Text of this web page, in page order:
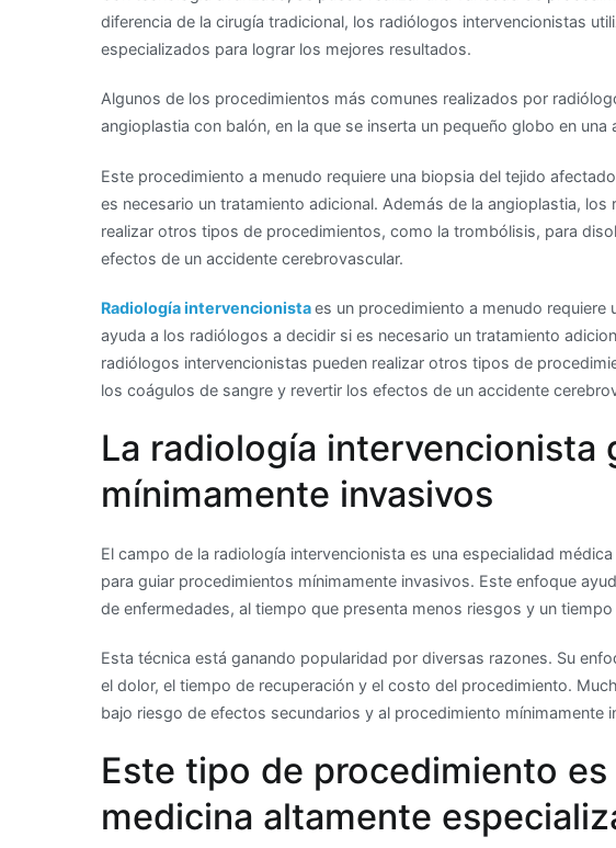
diferencia de la cirugía tradicional, los radiólogos intervencionistas
especializados para lograr los mejores resultados.
Algunos de los procedimientos más comunes realizados por
angioplastia con balón, en la que se inserta un pequeño globo en una
Este procedimiento a menudo requiere una biopsia del tejido
es necesario un tratamiento adicional. Además de la angioplastia,
realizar otros tipos de procedimientos, como la trombólisis, para
efectos de un accidente cerebrovascular.
Radiología intervencionistaes un procedimiento a menudo
ayuda a los radiólogos a decidir si es necesario un tratamiento
radiólogos intervencionistas pueden realizar otros tipos de
los coágulos de sangre y revertir los efectos de un accidente
La radiología intervencionista
mínimamente invasivos
El campo de la radiología intervencionista es una especialidad
para guiar procedimientos mínimamente invasivos. Este enfoque
de enfermedades, al tiempo que presenta menos riesgos y un
Esta técnica está ganando popularidad por diversas razones. Su
el dolor, el tiempo de recuperación y el costo del procedimiento.
bajo riesgo de efectos secundarios y al procedimiento mínimamente
Este tipo de procedimiento
medicina altamente